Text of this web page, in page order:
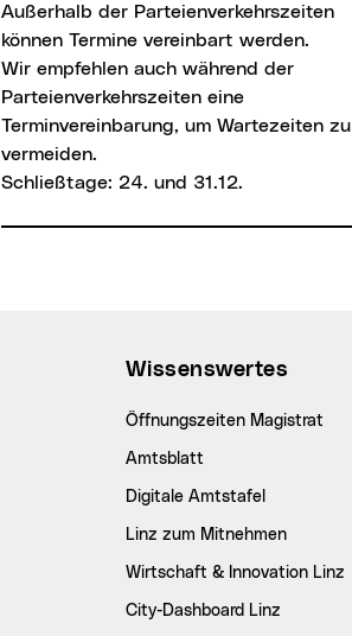
Außerhalb der Parteienverkehrszeiten
können Termine vereinbart werden.
Wir empfehlen auch während der
Parteienverkehrszeiten eine
Terminvereinbarung, um Wartezeiten zu
vermeiden.
Schließtage: 24. und 31.12.
Wissenswertes
Öffnungszeiten Magistrat
Amtsblatt
Digitale Amtstafel
Linz zum Mitnehmen
Wirtschaft & Innovation Linz
City-Dashboard Linz